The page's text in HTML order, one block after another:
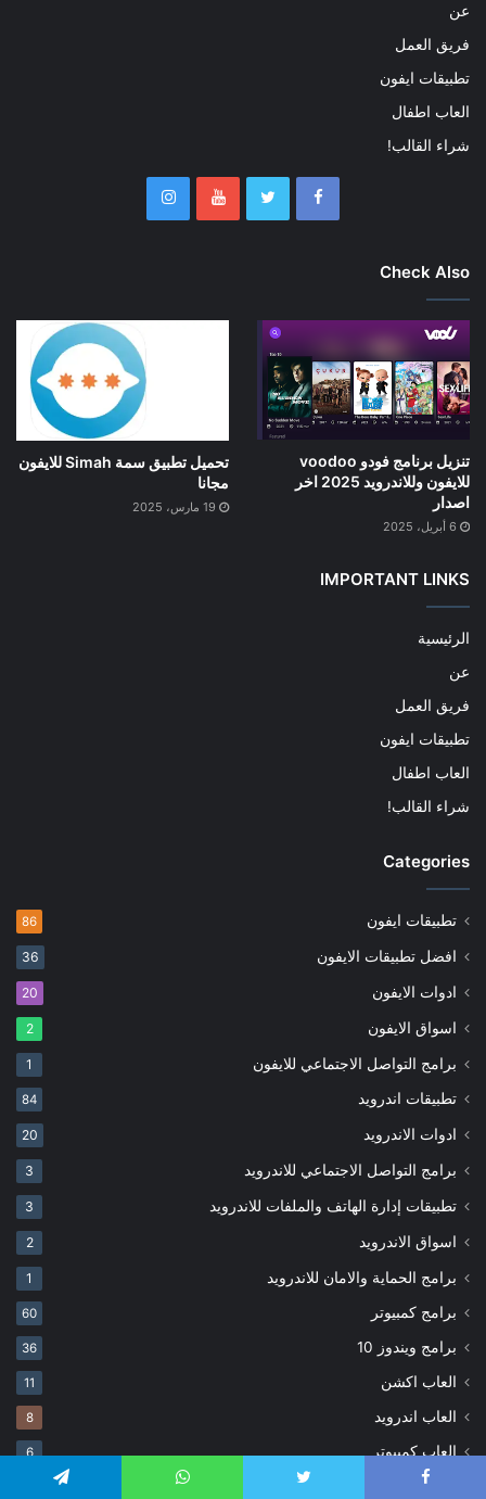
عن
فريق العمل
تطبيقات ايفون
العاب اطفال
شراء القالب!
Check Also
تنزيل برنامج فودو voodoo
للايفون وللاندرويد 2025 اخر
اصدار
6 أبريل، 2025
تحميل تطبيق سمة Simah للايفون
مجانا
19 مارس، 2025
IMPORTANT LINKS
الرئيسية
عن
فريق العمل
تطبيقات ايفون
العاب اطفال
شراء القالب!
Categories
تطبيقات ايفون 86
افضل تطبيقات الايفون 36
ادوات الايفون 20
اسواق الايفون 2
برامج التواصل الاجتماعي للايفون 1
تطبيقات اندرويد 84
ادوات الاندرويد 20
برامج التواصل الاجتماعي للاندرويد 3
تطبيقات إدارة الهاتف والملفات للاندرويد 3
اسواق الاندرويد 2
برامج الحماية والامان للاندرويد 1
برامج كمبيوتر 60
برامج ويندوز 10 36
العاب اكشن 11
العاب اندرويد 8
العاب كمبيوتر 6
شروحات